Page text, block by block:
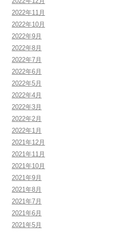
2022年11月
2022年10月
2022年9月
2022年8月
2022年7月
2022年6月
2022年5月
2022年4月
2022年3月
2022年2月
2022年1月
2021年12月
2021年11月
2021年10月
2021年9月
2021年8月
2021年7月
2021年6月
2021年5月